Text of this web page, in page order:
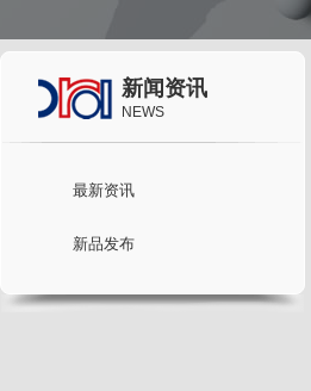
新闻资讯
NEWS
最新资讯
新品发布